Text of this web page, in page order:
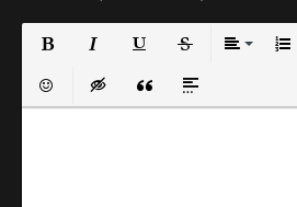
Вставить смайлик
Вставка скрытого
Вставка цитаты
Вставка